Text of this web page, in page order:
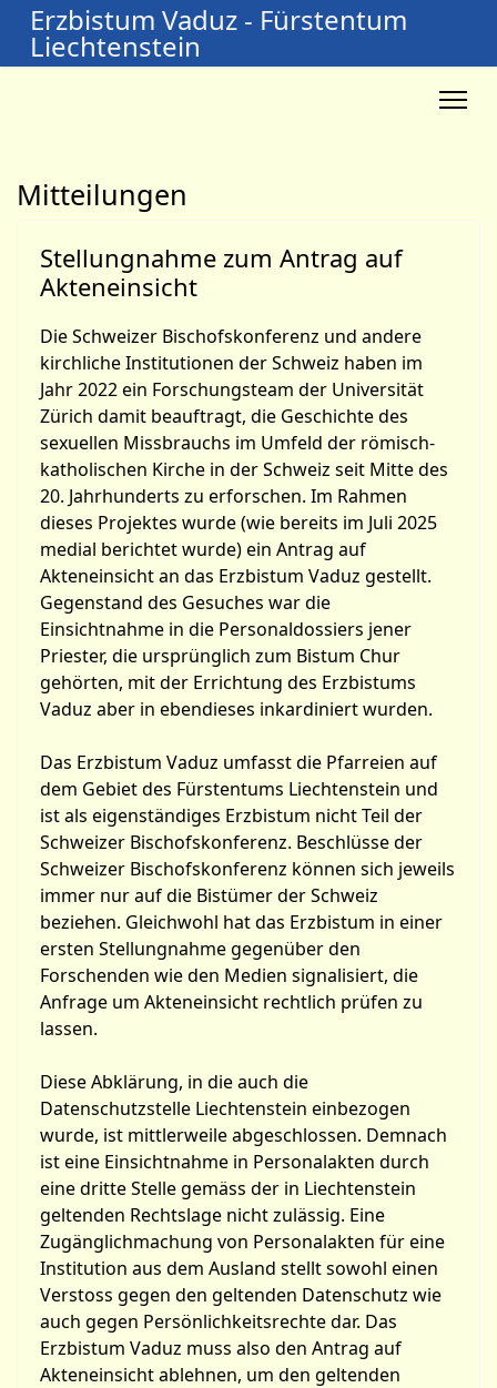
Erzbistum Vaduz - Fürstentum
Liechtenstein
Mitteilungen
Stellungnahme zum Antrag auf
Akteneinsicht
Die Schweizer Bischofskonferenz und andere
kirchliche Institutionen der Schweiz haben im
Jahr 2022 ein Forschungsteam der Universität
Zürich damit beauftragt, die Geschichte des
sexuellen Missbrauchs im Umfeld der römisch-
katholischen Kirche in der Schweiz seit Mitte des
20. Jahrhunderts zu erforschen. Im Rahmen
dieses Projektes wurde (wie bereits im Juli 2025
medial berichtet wurde) ein Antrag auf
Akteneinsicht an das Erzbistum Vaduz gestellt.
Gegenstand des Gesuches war die
Einsichtnahme in die Personaldossiers jener
Priester, die ursprünglich zum Bistum Chur
gehörten, mit der Errichtung des Erzbistums
Vaduz aber in ebendieses inkardiniert wurden.
Das Erzbistum Vaduz umfasst die Pfarreien auf
dem Gebiet des Fürstentums Liechtenstein und
ist als eigenständiges Erzbistum nicht Teil der
Schweizer Bischofskonferenz. Beschlüsse der
Schweizer Bischofskonferenz können sich jeweils
immer nur auf die Bistümer der Schweiz
beziehen. Gleichwohl hat das Erzbistum in einer
ersten Stellungnahme gegenüber den
Forschenden wie den Medien signalisiert, die
Anfrage um Akteneinsicht rechtlich prüfen zu
lassen.
Diese Abklärung, in die auch die
Datenschutzstelle Liechtenstein einbezogen
wurde, ist mittlerweile abgeschlossen. Demnach
ist eine Einsichtnahme in Personalakten durch
eine dritte Stelle gemäss der in Liechtenstein
geltenden Rechtslage nicht zulässig. Eine
Zugänglichmachung von Personalakten für eine
Institution aus dem Ausland stellt sowohl einen
Verstoss gegen den geltenden Datenschutz wie
auch gegen Persönlichkeitsrechte dar. Das
Erzbistum Vaduz muss also den Antrag auf
Akteneinsicht ablehnen, um den geltenden